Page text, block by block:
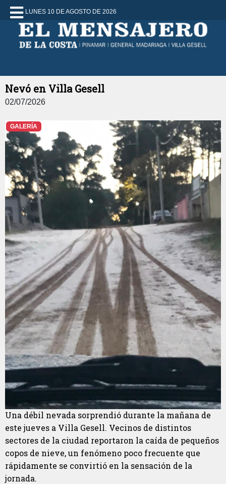
LUNES 10 DE AGOSTO DE 2026
Nevó en Villa Gesell
02/07/2026
GALERÍA
Una débil nevada sorprendió durante la mañana de
este jueves a Villa Gesell. Vecinos de distintos
sectores de la ciudad reportaron la caída de pequeños
copos de nieve, un fenómeno poco frecuente que
rápidamente se convirtió en la sensación de la
jornada.